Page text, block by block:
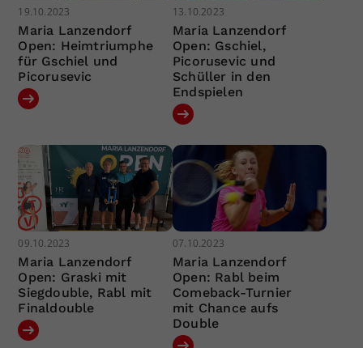
19.10.2023
Maria Lanzendorf
Open: Heimtriumphe
für Gschiel und
Picorusevic
13.10.2023
Maria Lanzendorf
Open: Gschiel,
Picorusevic und
Schüller in den
Endspielen
09.10.2023
Maria Lanzendorf
Open: Graski mit
Siegdouble, Rabl mit
Finaldouble
07.10.2023
Maria Lanzendorf
Open: Rabl beim
Comeback-Turnier
mit Chance aufs
Double